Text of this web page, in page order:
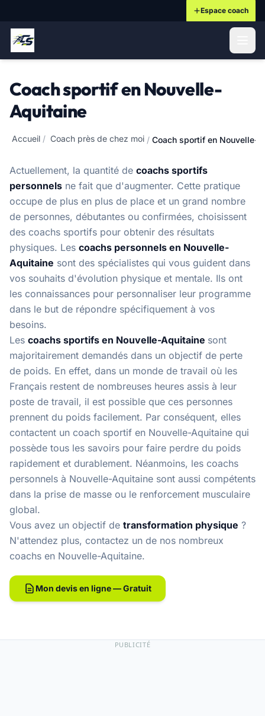
Espace coach
Coach sportif en Nouvelle-
Aquitaine
Accueil / Coach près de chez moi / Coach sportif en Nouvelle-
Actuellement, la quantité de coachs sportifs
personnels ne fait que d'augmenter. Cette pratique
occupe de plus en plus de place et un grand nombre
de personnes, débutantes ou confirmées, choisissent
des coachs sportifs pour obtenir des résultats
physiques. Les coachs personnels en Nouvelle-
Aquitaine sont des spécialistes qui vous guident dans
vos souhaits d'évolution physique et mentale. Ils ont
les connaissances pour personnaliser leur programme
dans le but de répondre spécifiquement à vos
besoins.
Les coachs sportifs en Nouvelle-Aquitaine sont
majoritairement demandés dans un objectif de perte
de poids. En effet, dans un monde de travail où les
Français restent de nombreuses heures assis à leur
poste de travail, il est possible que ces personnes
prennent du poids facilement. Par conséquent, elles
contactent un coach sportif en Nouvelle-Aquitaine qui
possède tous les savoirs pour faire perdre du poids
rapidement et durablement. Néanmoins, les coachs
personnels à Nouvelle-Aquitaine sont aussi compétents
dans la prise de masse ou le renforcement musculaire
global.
Vous avez un objectif de transformation physique ?
N'attendez plus, contactez un de nos nombreux
coachs en Nouvelle-Aquitaine.
Mon devis en ligne — Gratuit
PUBLICITÉ